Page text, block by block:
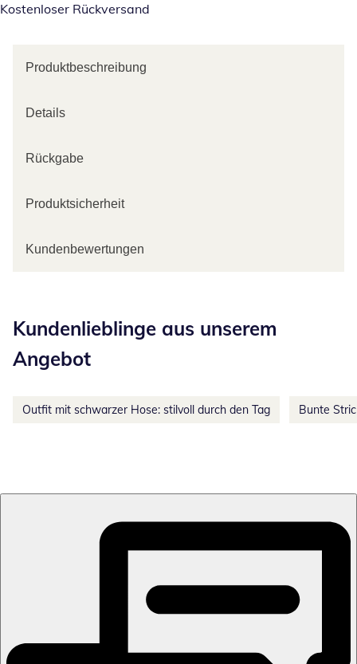
Kostenloser Rückversand
Produktbeschreibung
Details
Rückgabe
Produktsicherheit
Kundenbewertungen
Kundenlieblinge aus unserem
Angebot
Outfit mit schwarzer Hose: stilvoll durch den Tag Bunte